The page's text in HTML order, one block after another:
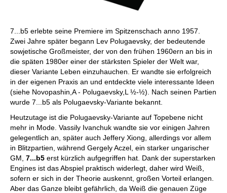
7...b5 erlebte seine Premiere im Spitzenschach anno 1957.
Zwei Jahre später begann Lev Polugaevsky, der bedeutende
sowjetische Großmeister, der von den frühen 1960ern an bis in
die späten 1980er einer der stärksten Spieler der Welt war,
dieser Variante Leben einzuhauchen. Er wandte sie erfolgreich
in der eigenen Praxis an und entdeckte viele interessante Ideen
(siehe Novopashin,A - Polugaevsky,L ½-½). Nach seinen Partien
wurde 7...b5 als Polugaevsky-Variante bekannt.
Heutzutage ist die Polugaevsky-Variante auf Topebene nicht
mehr in Mode. Vassily Ivanchuk wandte sie vor einigen Jahren
gelegentlich an, später auch Jeffery Xiong, allerdings vor allem
in Blitzpartien, während Gergely Aczel, ein starker ungarischer
GM, 7...b5 erst kürzlich aufgegriffen hat. Dank der superstarken
Engines ist das Abspiel praktisch widerlegt, daher wird Weiß,
sofern er sich in der Theorie auskennt, großen Vorteil erlangen.
Aber das Ganze bleibt gefährlich, da Weiß die genauen Züge